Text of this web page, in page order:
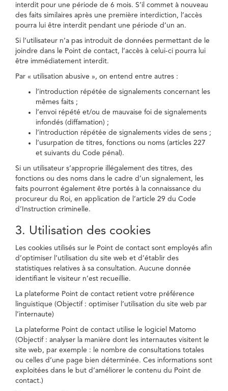
interdit pour une période de 6 mois. S’il commet à nouveau
des faits similaires après une première interdiction, l’accès
pourra lui être interdit pendant une période d’un an.
Si l’utilisateur n’a pas introduit de données permettant de le
joindre dans le Point de contact, l’accès à celui-ci pourra lui
être immédiatement interdit.
Par « utilisation abusive », on entend entre autres :
l’introduction répétée de signalements concernant les
mêmes faits ;
l’envoi répété et/ou de mauvaise foi de signalements
infondés (diffamation) ;
l’introduction répétée de signalements vides de sens ;
l’usurpation de titres, fonctions ou noms (articles 227
et suivants du Code pénal).
Si un utilisateur s’approprie illégalement des titres, des
fonctions ou des noms dans le cadre d’un signalement, les
faits pourront également être portés à la connaissance du
procureur du Roi, en application de l’article 29 du Code
d’Instruction criminelle.
3. Utilisation des cookies
Les cookies utilisés sur le Point de contact sont employés afin
d’optimiser l’utilisation du site web et d’établir des
statistiques relatives à sa consultation. Aucune donnée
identifiant le visiteur n’est recueillie.
La plateforme Point de contact retient votre préférence
linguistique (Objectif : optimiser l’utilisation du site web par
l’internaute)
La plateforme Point de contact utilise le logiciel Matomo
(Objectif : analyser la manière dont les internautes visitent le
site web, par exemple : le nombre de consultations totales
ou celles d’une page bien déterminée. Ces informations sont
exploitées dans le but d’améliorer le contenu du Point de
contact.)